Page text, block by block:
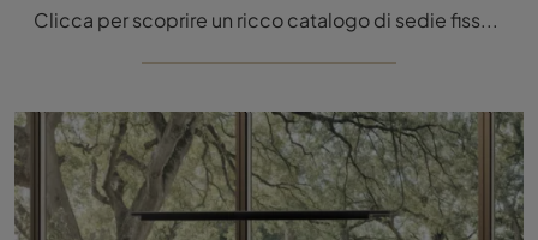
Clicca per scoprire un ricco catalogo di sedie fisse per stanze moderne: il modello Colombina 2792F di Lago ti sta aspettando!